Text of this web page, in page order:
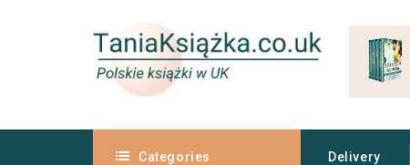
Categories Delivery